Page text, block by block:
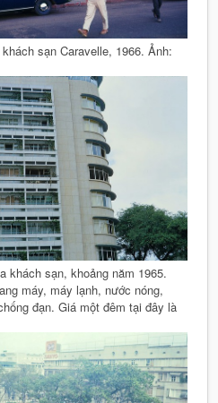
sạn Caravelle, 1966. Ảnh:
khách sạn, khoảng năm 1965.
máy, máy lạnh, nước nóng,
đạn. Giá một đêm tại đây là